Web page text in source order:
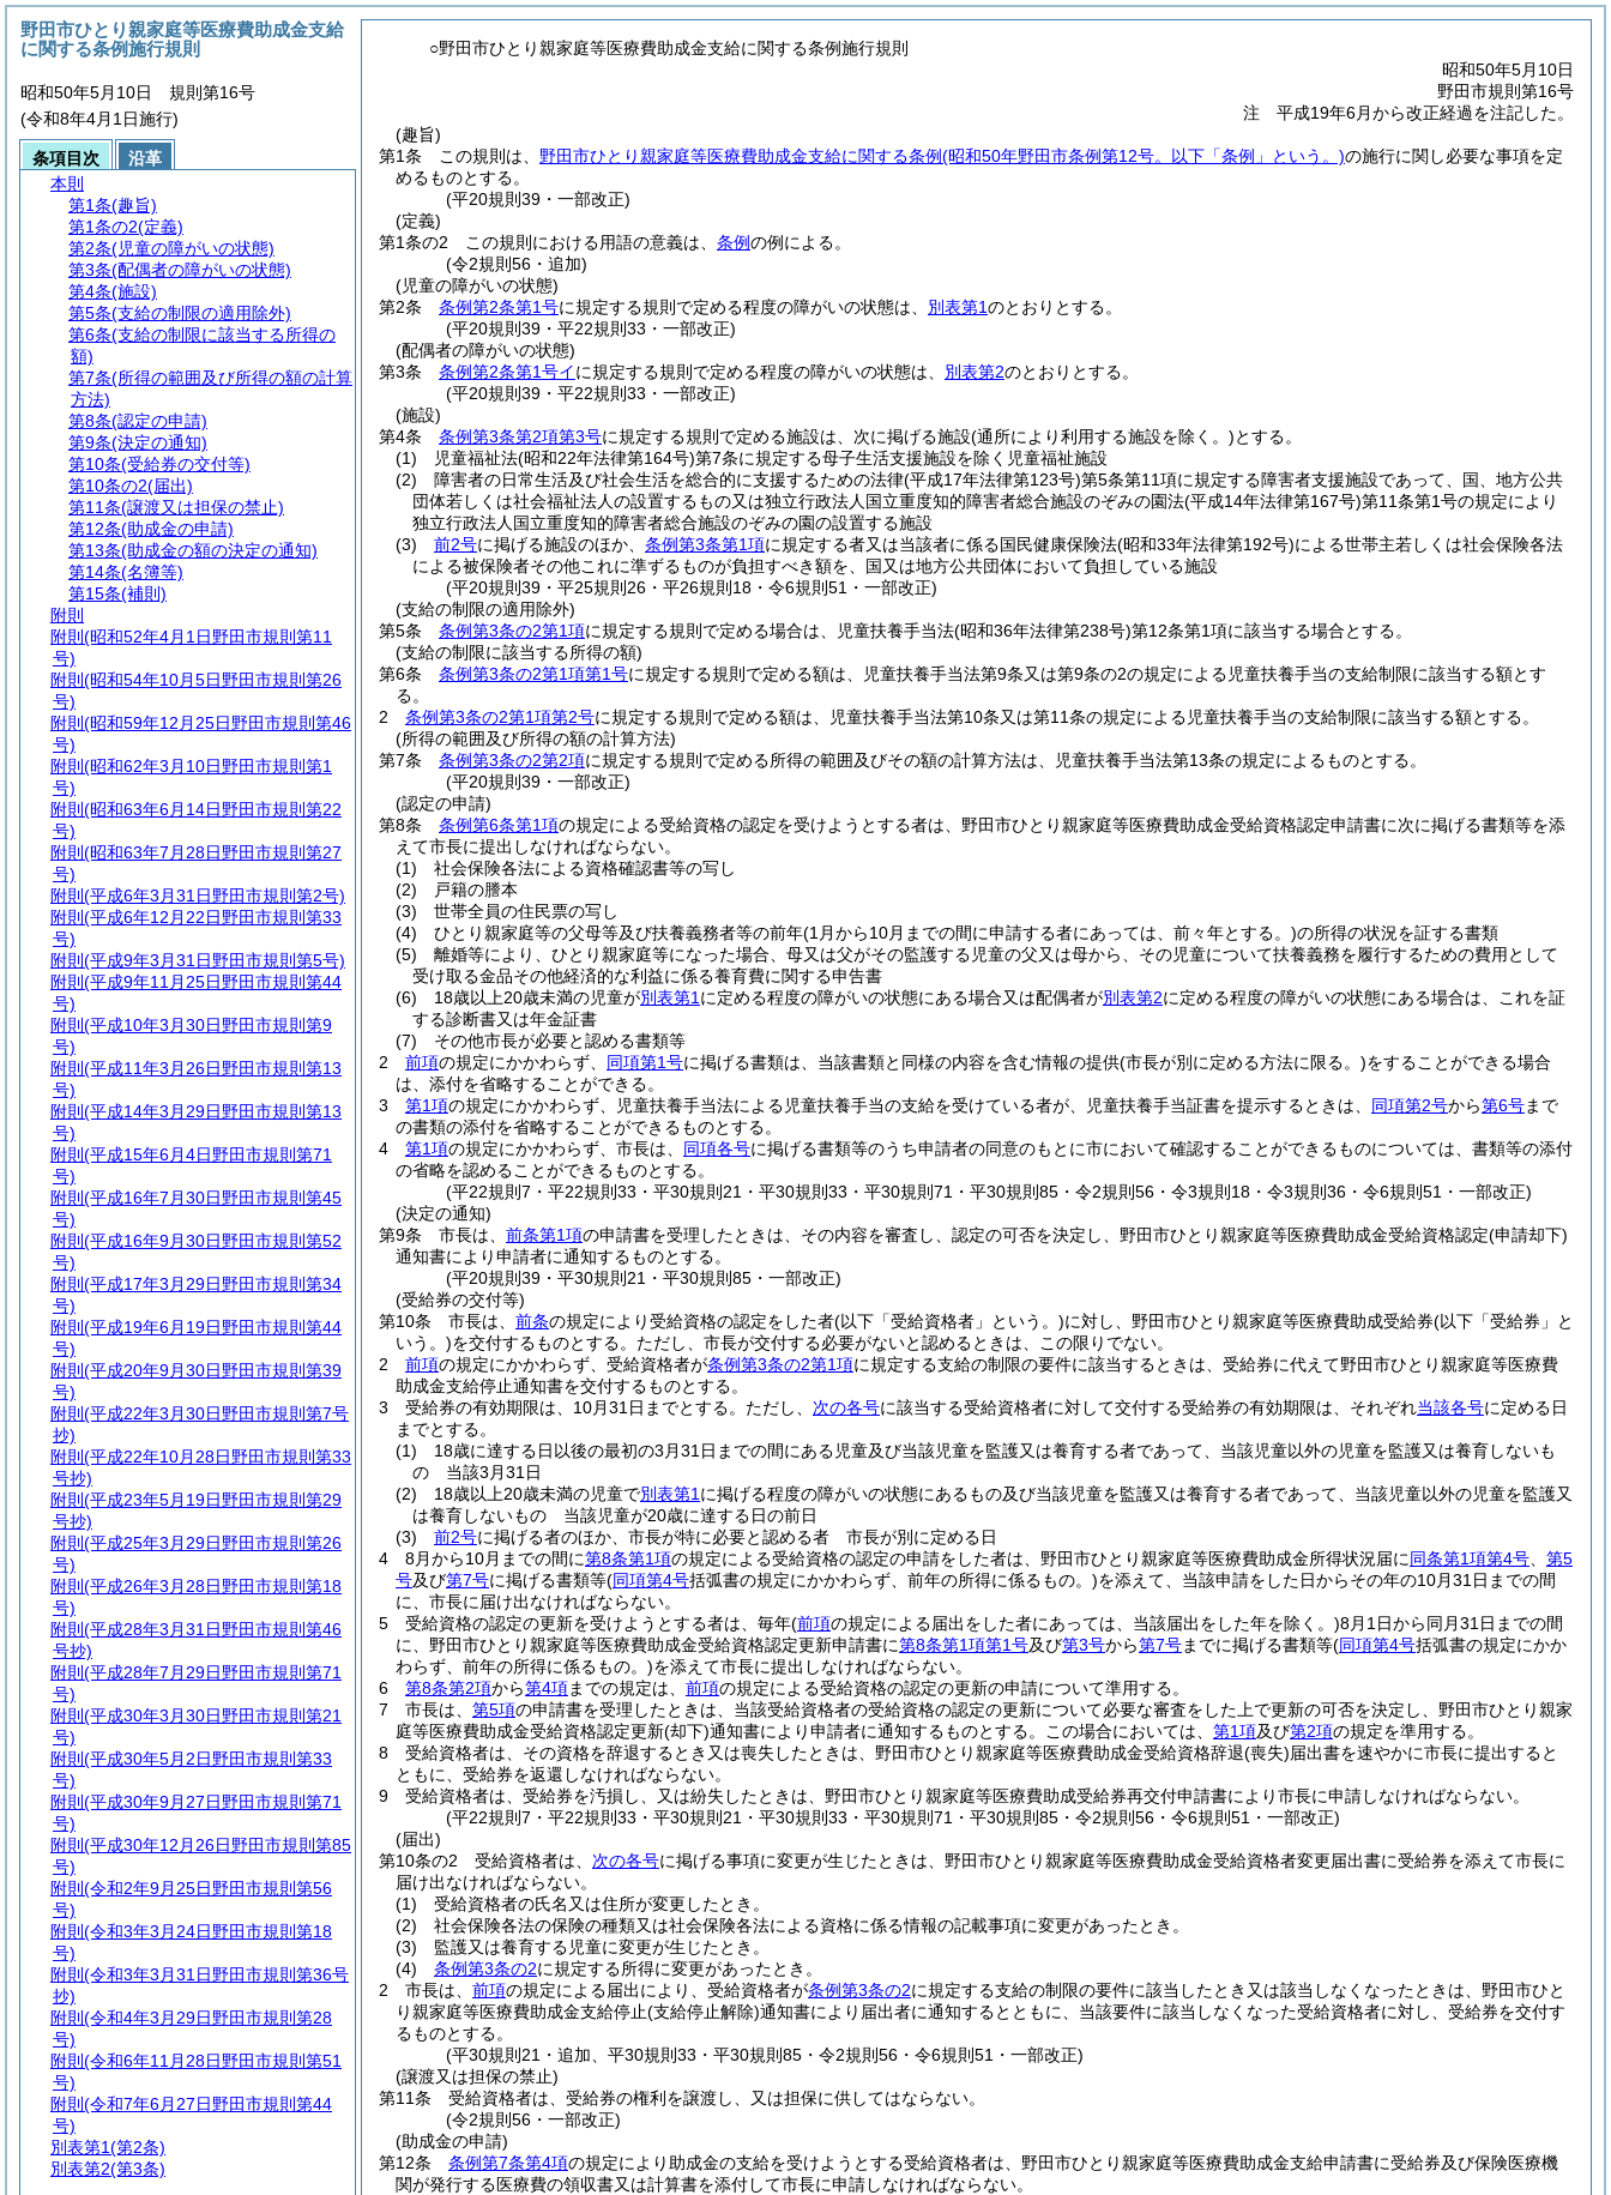
○野田市ひとり親家庭等医療費助成金支給に関する条例施行規則
昭和50年5月10日
野田市規則第16号
注 平成19年6月から改正経過を注記した。
(趣旨)
第1条
この規則は、 野田市ひとり親家庭等医療費助成金支給に関する条例(昭和50年野田市条例第12号。以下「条例」という。)の施行に関し必要な事項を定
めるものとする。
(平20規則39・一部改正)
(定義)
第1条の2
この規則における用語の意義は、 条例の例による。
(令2規則56・追加)
(児童の障がいの状態)
第2条
条例第2条第1号に規定する規則で定める程度の障がいの状態は、 別表第1のとおりとする。
(平20規則39・平22規則33・一部改正)
(配偶者の障がいの状態)
第3条
条例第2条第1号イに規定する規則で定める程度の障がいの状態は、 別表第2のとおりとする。
(平20規則39・平22規則33・一部改正)
(施設)
第4条
条例第3条第2項第3号に規定する規則で定める施設は、次に掲げる施設(通所により利用する施設を除く。)とする。
(1)
児童福祉法(昭和22年法律第164号)第7条に規定する母子生活支援施設を除く児童福祉施設
(2)
障害者の日常生活及び社会生活を総合的に支援するための法律(平成17年法律第123号)第5条第11項に規定する障害者支援施設であって、国、地方公共
団体若しくは社会福祉法人の設置するもの又は独立行政法人国立重度知的障害者総合施設のぞみの園法(平成14年法律第167号)第11条第1号の規定により
独立行政法人国立重度知的障害者総合施設のぞみの園の設置する施設
(3)
前2号に掲げる施設のほか、 条例第3条第1項に規定する者又は当該者に係る国民健康保険法(昭和33年法律第192号)による世帯主若しくは社会保険各法
による被保険者その他これに準ずるものが負担すべき額を、国又は地方公共団体において負担している施設
(平20規則39・平25規則26・平26規則18・令6規則51・一部改正)
(支給の制限の適用除外)
第5条
条例第3条の2第1項に規定する規則で定める場合は、児童扶養手当法(昭和36年法律第238号)第12条第1項に該当する場合とする。
(支給の制限に該当する所得の額)
第6条
条例第3条の2第1項第1号に規定する規則で定める額は、児童扶養手当法第9条又は第9条の2の規定による児童扶養手当の支給制限に該当する額とす
る。
2
条例第3条の2第1項第2号に規定する規則で定める額は、児童扶養手当法第10条又は第11条の規定による児童扶養手当の支給制限に該当する額とする。
(所得の範囲及び所得の額の計算方法)
第7条
条例第3条の2第2項に規定する規則で定める所得の範囲及びその額の計算方法は、児童扶養手当法第13条の規定によるものとする。
(平20規則39・一部改正)
(認定の申請)
第8条
条例第6条第1項の規定による受給資格の認定を受けようとする者は、野田市ひとり親家庭等医療費助成金受給資格認定申請書に次に掲げる書類等を添
えて市長に提出しなければならない。
(1)
社会保険各法による資格確認書等の写し
(2)
戸籍の謄本
(3)
世帯全員の住民票の写し
(4)
ひとり親家庭等の父母等及び扶養義務者等の前年(1月から10月までの間に申請する者にあっては、前々年とする。)の所得の状況を証する書類
(5)
離婚等により、ひとり親家庭等になった場合、母又は父がその監護する児童の父又は母から、その児童について扶養義務を履行するための費用として
受け取る金品その他経済的な利益に係る養育費に関する申告書
(6)
18歳以上20歳未満の児童が別表第1 に定める程度の障がいの状態にある場合又は配偶者が別表第2に定める程度の障がいの状態にある場合は、これを証
する診断書又は年金証書
(7)
その他市長が必要と認める書類等
2
前項の規定にかかわらず、 同項第1号に掲げる書類は、当該書類と同様の内容を含む情報の提供(市長が別に定める方法に限る。)をすることができる場合
は、添付を省略することができる。
3
第1項の規定にかかわらず、児童扶養手当法による児童扶養手当の支給を受けている者が、児童扶養手当証書を提示するときは、 同項第2号から第6号まで
の書類の添付を省略することができるものとする。
4
第1項の規定にかかわらず、市長は、 同項各号に掲げる書類等のうち申請者の同意のもとに市において確認することができるものについては、書類等の添付
の省略を認めることができるものとする。
(平22規則7・平22規則33・平30規則21・平30規則33・平30規則71・平30規則85・令2規則56・令3規則18・令3規則36・令6規則51・一部改正)
(決定の通知)
第9条
市長は、 前条第1項の申請書を受理したときは、その内容を審査し、認定の可否を決定し、野田市ひとり親家庭等医療費助成金受給資格認定(申請却下)
通知書により申請者に通知するものとする。
(平20規則39・平30規則21・平30規則85・一部改正)
(受給券の交付等)
第10条
市長は、 前条の規定により受給資格の認定をした者(以下「受給資格者」という。)に対し、野田市ひとり親家庭等医療費助成受給券(以下「受給券」と
いう。)を交付するものとする。 ただし、市長が交付する必要がないと認めるときは、この限りでない。
2
前項の規定にかかわらず、受給資格者が条例第3条の2第1項に規定する支給の制限の要件に該当するときは、受給券に代えて野田市ひとり親家庭等医療費
助成金支給停止通知書を交付するものとする。
3
受給券の有効期限は、10月31日までとする。 ただし、 次の各号に該当する受給資格者に対して交付する受給券の有効期限は、それぞれ当該各号に定める日
までとする。
(1)
18歳に達する日以後の最初の3月31日までの間にある児童及び当該児童を監護又は養育する者であって、当該児童以外の児童を監護又は養育しないも
の 当該3月31日
(2)
18歳以上20歳未満の児童で別表第1 に掲げる程度の障がいの状態にあるもの及び当該児童を監護又は養育する者であって、当該児童以外の児童を監護又
は養育しないもの 当該児童が20歳に達する日の前日
(3)
前2号に掲げる者のほか、市長が特に必要と認める者 市長が別に定める日
4
8月から10月までの間に第8条第1項の規定による受給資格の認定の申請をした者は、野田市ひとり親家庭等医療費助成金所得状況届に同条第1項第4号
第5
号及び第7号に掲げる書類等(同項第4号括弧書の規定にかかわらず、前年の所得に係るもの。)を添えて、当該申請をした日からその年の10月31日までの間
に、市長に届け出なければならない。
5
受給資格の認定の更新を受けようとする者は、毎年(前項の規定による届出をした者にあっては、当該届出をした年を除く。)8月1日から同月31日までの間
に、野田市ひとり親家庭等医療費助成金受給資格認定更新申請書に第8条第1項第1号及び第3号から第7号までに掲げる書類等(同項第4号括弧書の規定にかか
わらず、前年の所得に係るもの。)を添えて市長に提出しなければならない。
6
第8条第2項から第4項までの規定は、 前項の規定による受給資格の認定の更新の申請について準用する。
7
市長は、 第5項の申請書を受理したときは、当該受給資格者の受給資格の認定の更新について必要な審査をした上で更新の可否を決定し、野田市ひとり親家
庭等医療費助成金受給資格認定更新(却下)通知書により申請者に通知するものとする。 この場合においては、 第1項及び第2項の規定を準用する。
8
受給資格者は、その資格を辞退するとき又は喪失したときは、野田市ひとり親家庭等医療費助成金受給資格辞退(喪失)届出書を速やかに市長に提出すると
ともに、受給券を返還しなければならない。
9
受給資格者は、受給券を汚損し、又は紛失したときは、野田市ひとり親家庭等医療費助成受給券再交付申請書により市長に申請しなければならない。
(平22規則7・平22規則33・平30規則21・平30規則33・平30規則71・平30規則85・令2規則56・令6規則51・一部改正)
(届出)
第10条の2
受給資格者は、 次の各号に掲げる事項に変更が生じたときは、野田市ひとり親家庭等医療費助成金受給資格者変更届出書に受給券を添えて市長に
届け出なければならない。
(1)
受給資格者の氏名又は住所が変更したとき。
(2)
社会保険各法の保険の種類又は社会保険各法による資格に係る情報の記載事項に変更があったとき。
(3)
監護又は養育する児童に変更が生じたとき。
(4)
条例第3条の2に規定する所得に変更があったとき。
2
市長は、 前項の規定による届出により、受給資格者が条例第3条の2に規定する支給の制限の要件に該当したとき又は該当しなくなったときは、野田市ひと
り親家庭等医療費助成金支給停止(支給停止解除)通知書により届出者に通知するとともに、当該要件に該当しなくなった受給資格者に対し、受給券を交付す
るものとする。
(平30規則21・追加、平30規則33・平30規則85・令2規則56・令6規則51・一部改正)
(譲渡又は担保の禁止)
第11条
受給資格者は、受給券の権利を譲渡し、又は担保に供してはならない。
(令2規則56・一部改正)
(助成金の申請)
第12条
条例第7条第4項の規定により助成金の支給を受けようとする受給資格者は、野田市ひとり親家庭等医療費助成金支給申請書に受給券及び保険医療機
関が発行する医療費の領収書又は計算書を添付して市長に申請しなければならない。
野田市ひとり親家庭等医療費助成金支給
に関する条例施行規則
昭和50年5月10日 規則第16号
(令和8年4月1日施行)
条項目次
沿革
本則
第1条(趣旨)
第1条の2(定義)
第2条(児童の障がいの状態)
第3条(配偶者の障がいの状態)
第4条(施設)
第5条(支給の制限の適用除外)
第6条(支給の制限に該当する所得の
額)
第7条(所得の範囲及び所得の額の計算
方法)
第8条(認定の申請)
第9条(決定の通知)
第10条(受給券の交付等)
第10条の2(届出)
第11条(譲渡又は担保の禁止)
第12条(助成金の申請)
第13条(助成金の額の決定の通知)
第14条(名簿等)
第15条(補則)
附則
附則 (昭和52年4月1日野田市規則第11
号)
附則 (昭和54年10月5日野田市規則第26
号)
附則 (昭和59年12月25日野田市規則第46
号)
附則 (昭和62年3月10日野田市規則第1
号)
附則 (昭和63年6月14日野田市規則第22
号)
附則 (昭和63年7月28日野田市規則第27
号)
附則 (平成6年3月31日野田市規則第2号)
附則 (平成6年12月22日野田市規則第33
号)
附則 (平成9年3月31日野田市規則第5号)
附則 (平成9年11月25日野田市規則第44
号)
附則 (平成10年3月30日野田市規則第9
号)
附則 (平成11年3月26日野田市規則第13
号)
附則 (平成14年3月29日野田市規則第13
号)
附則 (平成15年6月4日野田市規則第71
号)
附則 (平成16年7月30日野田市規則第45
号)
附則 (平成16年9月30日野田市規則第52
号)
附則 (平成17年3月29日野田市規則第34
号)
附則 (平成19年6月19日野田市規則第44
号)
附則 (平成20年9月30日野田市規則第39
号)
附則 (平成22年3月30日野田市規則第7号
抄)
附則 (平成22年10月28日野田市規則第33
号抄)
附則 (平成23年5月19日野田市規則第29
号抄)
附則 (平成25年3月29日野田市規則第26
号)
附則 (平成26年3月28日野田市規則第18
号)
附則 (平成28年3月31日野田市規則第46
号抄)
附則 (平成28年7月29日野田市規則第71
号)
附則 (平成30年3月30日野田市規則第21
号)
附則 (平成30年5月2日野田市規則第33
号)
附則 (平成30年9月27日野田市規則第71
号)
附則 (平成30年12月26日野田市規則第85
号)
附則 (令和2年9月25日野田市規則第56
号)
附則 (令和3年3月24日野田市規則第18
号)
附則 (令和3年3月31日野田市規則第36号
抄)
附則 (令和4年3月29日野田市規則第28
号)
附則 (令和6年11月28日野田市規則第51
号)
附則 (令和7年6月27日野田市規則第44
号)
別表第1(第2条)
別表第2(第3条)